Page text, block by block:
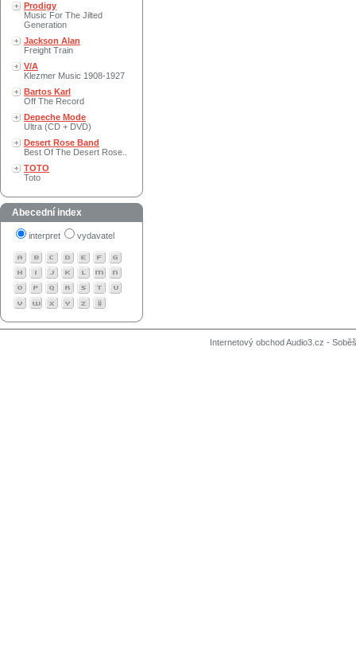
Prodigy
Music For The Jilted
Generation
Jackson Alan
Freight Train
V/A
Klezmer Music 1908-1927
Bartos Karl
Off The Record
Depeche Mode
Ultra (CD + DVD)
Desert Rose Band
Best Of The Desert Rose..
TOTO
Toto
Abecední index
interpret vydavatel
Internetový obchod Audio3.cz -